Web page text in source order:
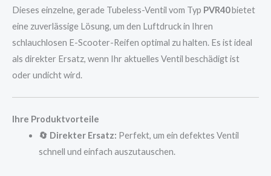
Dieses einzelne, gerade Tubeless-Ventil vom Typ PVR40bietet
eine zuverlässige Lösung, um den Luftdruck in Ihren
schlauchlosen E-Scooter-Reifen optimal zu halten. Es ist ideal
als direkter Ersatz, wenn Ihr aktuelles Ventil beschädigt ist
oder undicht wird.
Ihre Produktvorteile
🔄 Direkter Ersatz: Perfekt, um ein defektes Ventil
schnell und einfach auszutauschen.